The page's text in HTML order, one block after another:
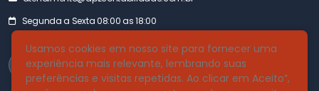
Segunda a Sexta 08:00 as 18:00
Usamos cookies em nosso site para fornecer uma
experiência mais relevante, lembrando suas
preferências e visitas repetidas. Ao clicar em Aceito”,